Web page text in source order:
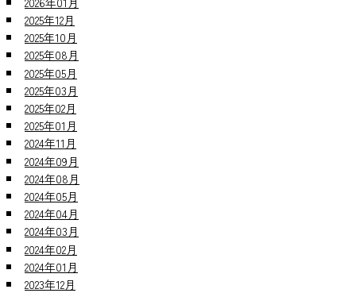
2025年12月
2025年10月
2025年08月
2025年05月
2025年03月
2025年02月
2025年01月
2024年11月
2024年09月
2024年08月
2024年05月
2024年04月
2024年03月
2024年02月
2024年01月
2023年12月